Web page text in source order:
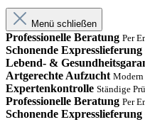
Menü schließen
Professionelle Beratung Per
Schonende Expresslieferung
Lebend- &
Artgerechte Aufzucht
Expertenkontrolle Ständige
Professionelle Beratung Per
Schonende Expresslieferung